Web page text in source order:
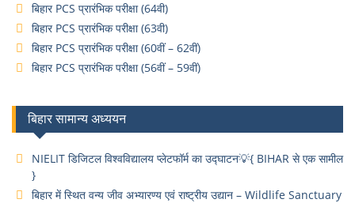
बिहार PCS प्रारंभिक परीक्षा (64वी)
बिहार PCS प्रारंभिक परीक्षा (63वी)
बिहार PCS प्रारंभिक परीक्षा (60वीं – 62वीं)
बिहार PCS प्रारंभिक परीक्षा (56वीं – 59वीं)
बिहार सामान्य अध्ययन
NIELIT डिजिटल विश्वविद्यालय प्लेटफॉर्म का उद्घाटन💡{ BIHAR से एक सामील
}
बिहार में स्थित वन्य जीव अभ्यारण्य एवं राष्ट्रीय उद्यान – Wildlife Sanctuary